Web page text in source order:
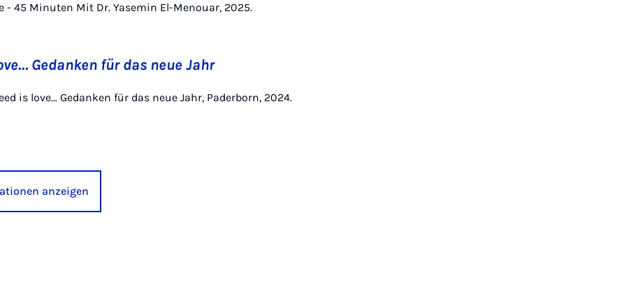
- 45 Minuten Mit Dr. Yasemin El-Menouar, 2025.
Gedanken für das neue Jahr
is love… Gedanken für das neue Jahr, Paderborn, 2024.
anzeigen